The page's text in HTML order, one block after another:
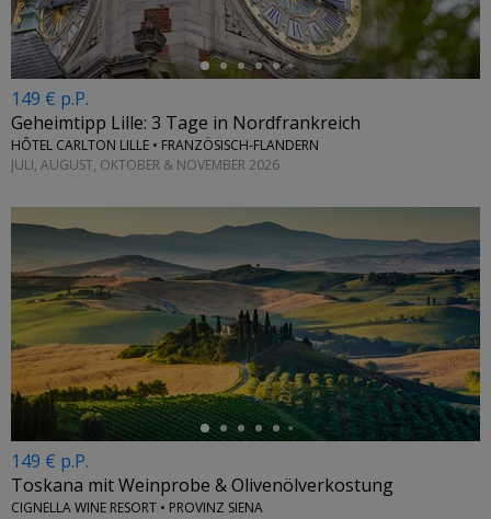
149 € p.P.
Geheimtipp Lille: 3 Tage in Nordfrankreich
HÔTEL CARLTON LILLE • FRANZÖSISCH-FLANDERN
JULI, AUGUST, OKTOBER & NOVEMBER 2026
149 € p.P.
Toskana mit Weinprobe & Olivenölverkostung
CIGNELLA WINE RESORT • PROVINZ SIENA